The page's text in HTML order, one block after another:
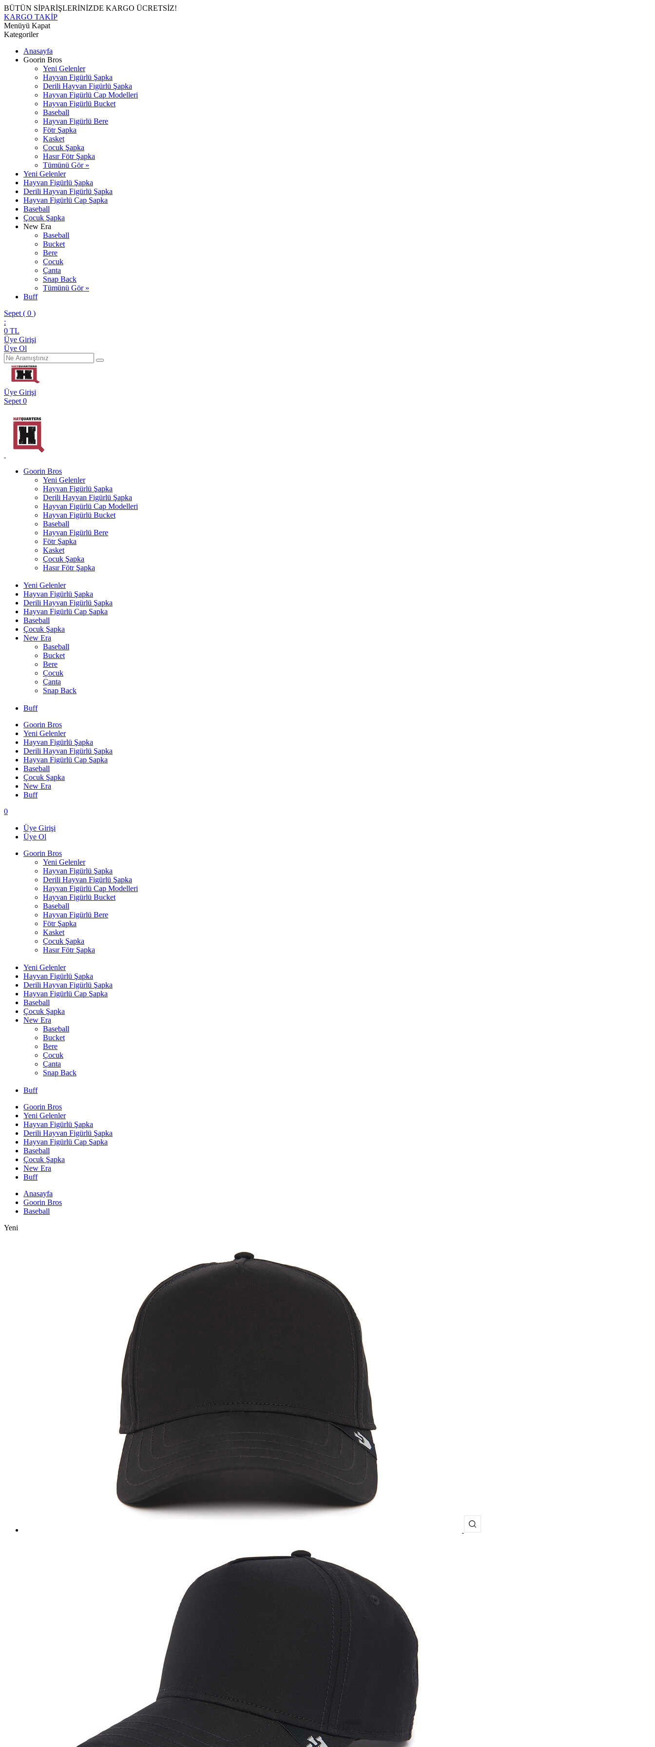
BÜTÜN SİPARİŞLERİNİZDE KARGO ÜCRETSİZ!
KARGO TAKİP
Menüyü Kapat
Kategoriler
Anasayfa
Goorin Bros
Yeni Gelenler
Hayvan Figürlü Şapka
Derili Hayvan Figürlü Şapka
Hayvan Figürlü Cap Modelleri
Hayvan Figürlü Bucket
Baseball
Hayvan Figürlü Bere
Fötr Şapka
Kasket
Çocuk Şapka
Hasır Fötr Şapka
Tümünü Gör »
Yeni Gelenler
Hayvan Figürlü Şapka
Derili Hayvan Figürlü Şapka
Hayvan Figürlü Cap Şapka
Baseball
Çocuk Şapka
New Era
Baseball
Bucket
Bere
Çocuk
Çanta
Snap Back
Tümünü Gör »
Buff
Sepet ( 0 )
:
0 TL
Üye Girişi
Üye Ol
Üye Girişi
Sepet 0
Goorin Bros
Yeni Gelenler
Hayvan Figürlü Şapka
Derili Hayvan Figürlü Şapka
Hayvan Figürlü Cap Modelleri
Hayvan Figürlü Bucket
Baseball
Hayvan Figürlü Bere
Fötr Şapka
Kasket
Çocuk Şapka
Hasır Fötr Şapka
Yeni Gelenler
Hayvan Figürlü Şapka
Derili Hayvan Figürlü Şapka
Hayvan Figürlü Cap Şapka
Baseball
Çocuk Şapka
New Era
Baseball
Bucket
Bere
Çocuk
Çanta
Snap Back
Buff
Goorin Bros
Yeni Gelenler
Hayvan Figürlü Şapka
Derili Hayvan Figürlü Şapka
Hayvan Figürlü Cap Şapka
Baseball
Çocuk Şapka
New Era
Buff
0
Üye Girişi
Üye Ol
Goorin Bros
Yeni Gelenler
Hayvan Figürlü Şapka
Derili Hayvan Figürlü Şapka
Hayvan Figürlü Cap Modelleri
Hayvan Figürlü Bucket
Baseball
Hayvan Figürlü Bere
Fötr Şapka
Kasket
Çocuk Şapka
Hasır Fötr Şapka
Yeni Gelenler
Hayvan Figürlü Şapka
Derili Hayvan Figürlü Şapka
Hayvan Figürlü Cap Şapka
Baseball
Çocuk Şapka
New Era
Baseball
Bucket
Bere
Çocuk
Çanta
Snap Back
Buff
Goorin Bros
Yeni Gelenler
Hayvan Figürlü Şapka
Derili Hayvan Figürlü Şapka
Hayvan Figürlü Cap Şapka
Baseball
Çocuk Şapka
New Era
Buff
Anasayfa
Goorin Bros
Baseball
Yeni